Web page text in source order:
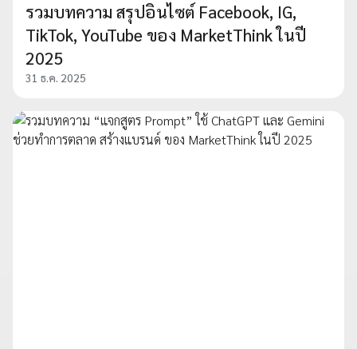
รวมบทความ สรุปอินไซต์ Facebook, IG,
TikTok, YouTube ของ MarketThink ในปี
2025
31 ธ.ค. 2025